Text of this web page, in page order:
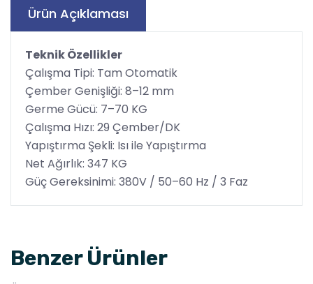
Ürün Açıklaması
Teknik Özellikler
Çalışma Tipi: Tam Otomatik
Çember Genişliği: 8–12 mm
Germe Gücü: 7–70 KG
Çalışma Hızı: 29 Çember/DK
Yapıştırma Şekli: Isı ile Yapıştırma
Net Ağırlık: 347 KG
Güç Gereksinimi: 380V / 50–60 Hz / 3 Faz
Benzer Ürünler